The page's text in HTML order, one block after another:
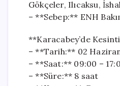
Gökçeler, Ilıcaksu,
– **Sebep:** ENH
**Karacabey’de
– **Tarih:** 02 Haziran
– **Saat:** 09:00 –
– **Süre:** 8 saat